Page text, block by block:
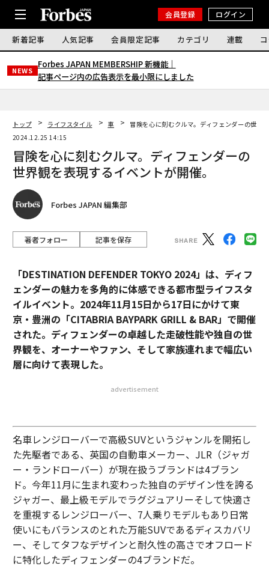
会員登録 ログイン
新着記事 人気記事 会員限定記事 カテゴリ 連載
NEWS
Forbes JAPAN MEMBERSHIP 新機能｜
記事ページ内の広告表示を最小限にしました
トップ ライフスタイル 車
冒険を心に刻むクルマ。ディフェンダーの世界
2024.12.25 14:15
冒険を心に刻むクルマ。ディフェンダーの
世界観を表現するイベントが開催。
Forbes JAPAN 編集部
著者フォロー 記事を保存
「DESTINATION DEFENDER TOKYO 2024」は、ディフ
ェンダーの魅力を多角的に体感できる都市型ライフスタ
イルイベント。2024年11月15日から17日にかけて東
京・豊洲の「CITABRIA BAYPARK GRILL & BAR」で開催
された。ディフェンダーの卓越した走破性能や独自の世
界観を、オーナーやファン、そして家族連れまで幅広い
層に向けて表現した。
advertisement
名車レンジローバーで高級SUVというジャンルを開拓し
た先駆者である、英国の自動車メーカー、JLR（ジャガ
ー・ランドローバー）が現在扱うブランドは4ブラン
ド。今年11月に生まれ変わった独自のデザイン性を誇る
ジャガー、最上級モデルでラグジュアリーそして快適さ
を重視するレンジローバー、7人乗りモデルもあり日常
使いにもバランスのとれた万能SUVであるディスカバリ
ー、そしてタフなデザインと耐久性の高さでオフロード
に特化したディフェンダーの4ブランドだ。